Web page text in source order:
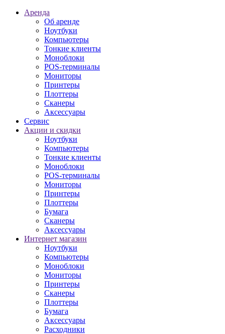
Аренда
Об аренде
Ноутбуки
Компьютеры
Тонкие клиенты
Моноблоки
POS-терминалы
Мониторы
Принтеры
Плоттеры
Сканеры
Аксессуары
Сервис
Акции и скидки
Ноутбуки
Компьютеры
Тонкие клиенты
Моноблоки
POS-терминалы
Мониторы
Принтеры
Плоттеры
Бумага
Сканеры
Аксессуары
Интернет магазин
Ноутбуки
Компьютеры
Моноблоки
Мониторы
Принтеры
Сканеры
Плоттеры
Бумага
Аксессуары
Расходники